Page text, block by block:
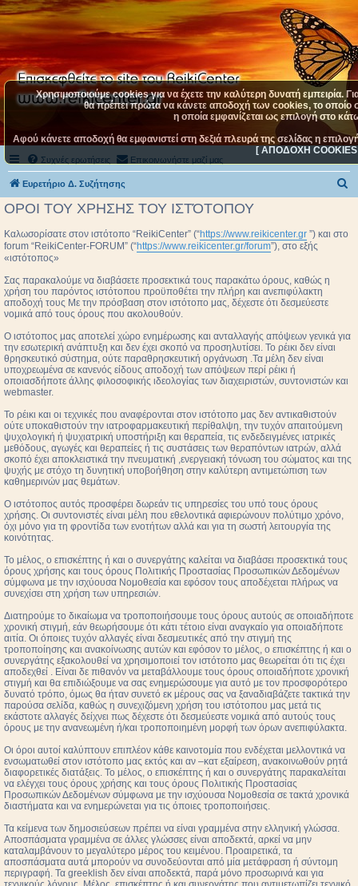
Συχνές ερωτήσεις Επικοινωνήστε μαζί μας
Ευρετήριο Δ. Συζήτησης
η
ΟΡΟΙ ΤΟΥ ΧΡΗΣΗΣ ΤΟΥ ΙΣΤΌΤΟΠΟΥ
Καλωσορίσατε στον ιστότοπο “ReikiCenter” (“https://www.reikicenter.gr ”) και στο
forum “ReikiCenter-FORUM” (“https://www.reikicenter.gr/forum”), στο εξής
«ιστότοπος»
Σας παρακαλούμε να διαβάσετε προσεκτικά τους παρακάτω όρους, καθώς η
χρήση του παρόντος ιστότοπου προϋποθέτει την πλήρη και ανεπιφύλακτη
αποδοχή τους Με την πρόσβαση στον ιστότοπο μας, δέχεστε ότι δεσμεύεστε
νομικά από τους όρους που ακολουθούν.
Ο ιστότοπος μας αποτελεί χώρο ενημέρωσης και ανταλλαγής απόψεων γενικά για
την εσωτερική ανάπτυξη και δεν έχει σκοπό να προσηλυτίσει. To ρέικι δεν είναι
θρησκευτικό σύστημα, ούτε παραθρησκευτική οργάνωση .Τα μέλη δεν είναι
υποχρεωμένα σε κανενός είδους αποδοχή των απόψεων περί ρέικι ή
οποιασδήποτε άλλης φιλοσοφικής ιδεολογίας των διαχειριστών, συντονιστών και
webmaster.
Το ρέικι και οι τεχνικές που αναφέρονται στον ιστότοπο μας δεν αντικαθιστούν
ούτε υποκαθιστούν την ιατροφαρμακευτική περίθαλψη, την τυχόν απαιτούμενη
ψυχολογική ή ψυχιατρική υποστήριξη και θεραπεία, τις ενδεδειγμένες ιατρικές
μεθόδους, αγωγές και θεραπείες ή τις συστάσεις των θεραπόντων ιατρών, αλλά
σκοπό έχει αποκλειστικά την πνευματική ,ενεργειακή τόνωση του σώματος και της
ψυχής με στόχο τη δυνητική υποβοήθηση στην καλύτερη αντιμετώπιση των
καθημερινών μας θεμάτων.
Ο ιστότοπος αυτός προσφέρει δωρεάν τις υπηρεσίες του υπό τους όρους
χρήσης. Οι συντονιστές είναι μέλη που εθελοντικά αφιερώνουν πολύτιμο χρόνο,
όχι μόνο για τη φροντίδα των ενοτήτων αλλά και για τη σωστή λειτουργία της
κοινότητας.
Το μέλος, ο επισκέπτης ή και ο συνεργάτης καλείται να διαβάσει προσεκτικά τους
όρους χρήσης και τους όρους Πολιτικής Προστασίας Προσωπικών Δεδομένων
σύμφωνα με την ισχύουσα Νομοθεσία και εφόσον τους αποδέχεται πλήρως να
συνεχίσει στη χρήση των υπηρεσιών.
Διατηρούμε το δικαίωμα να τροποποιήσουμε τους όρους αυτούς σε οποιαδήποτε
χρονική στιγμή, εάν θεωρήσουμε ότι κάτι τέτοιο είναι αναγκαίο για οποιαδήποτε
αιτία. Οι όποιες τυχόν αλλαγές είναι δεσμευτικές από την στιγμή της
τροποποίησης και ανακοίνωσης αυτών και εφόσον το μέλος, ο επισκέπτης ή και ο
συνεργάτης εξακολουθεί να χρησιμοποιεί τον ιστότοπο μας θεωρείται ότι τις έχει
αποδεχθεί . Είναι δε πιθανόν να μεταβάλλουμε τους όρους οποιαδήποτε χρονική
στιγμή και θα επιδιώξουμε να σας ενημερώσουμε για αυτό με τον προσφορότερο
δυνατό τρόπο, όμως θα ήταν συνετό εκ μέρους σας να ξαναδιαβάζετε τακτικά την
παρούσα σελίδα, καθώς η συνεχιζόμενη χρήση του ιστότοπου μας μετά τις
εκάστοτε αλλαγές δείχνει πως δέχεστε ότι δεσμεύεστε νομικά από αυτούς τους
όρους με την ανανεωμένη ή/και τροποποιημένη μορφή των όρων ανεπιφύλακτα.
Οι όροι αυτοί καλύπτουν επιπλέον κάθε καινοτομία που ενδέχεται μελλοντικά να
ενσωματωθεί στον ιστότοπο μας εκτός και αν –κατ εξαίρεση, ανακοινωθούν ρητά
διαφορετικές διατάξεις. Το μέλος, ο επισκέπτης ή και ο συνεργάτης παρακαλείται
να ελέγχει τους όρους χρήσης και τους όρους Πολιτικής Προστασίας
Προσωπικών Δεδομένων σύμφωνα με την ισχύουσα Νομοθεσία σε τακτά χρονικά
διαστήματα και να ενημερώνεται για τις όποιες τροποποιήσεις.
Τα κείμενα των δημοσιεύσεων πρέπει να είναι γραμμένα στην ελληνική γλώσσα.
Αποσπάσματα γραμμένα σε άλλες γλώσσες είναι αποδεκτά, αρκεί να μην
καταλαμβάνουν το μεγαλύτερο μέρος του κειμένου. Προαιρετικά, τα
αποσπάσματα αυτά μπορούν να συνοδεύονται από μία μετάφραση ή σύντομη
περιγραφή. Τα greeklish δεν είναι αποδεκτά, παρά μόνο προσωρινά και για
Χρησιμοποιούμε cookies για να έχετε την καλύτερη δυνατή εμπειρία.
θα πρέπει πρώτα να κάνετε αποδοχή των cookies, το οποίο
η οποία εμφανίζεται ως επιλογή στο
Αφού κάνετε αποδοχή θα εμφανιστεί στη δεξιά πλευρά της σελίδας η
[ ΑΠΟΔΟΧΗ